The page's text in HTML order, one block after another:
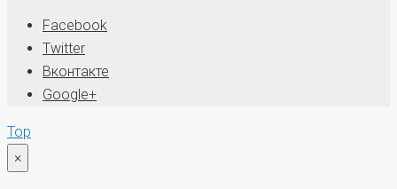
Facebook
Twitter
Вконтакте
Google+
Top
×